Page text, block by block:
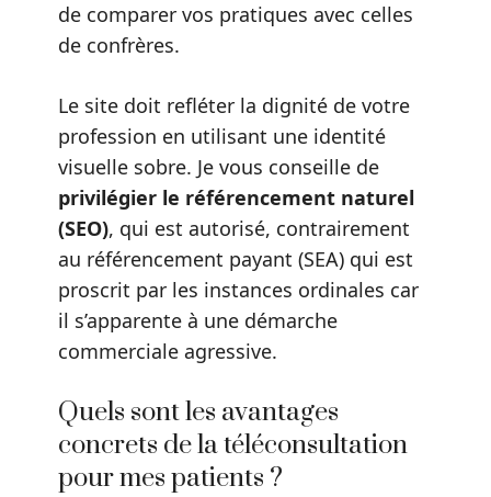
de comparer vos pratiques avec celles
de confrères.
Le site doit refléter la dignité de votre
profession en utilisant une identité
visuelle sobre. Je vous conseille de
privilégier le référencement naturel
(SEO), qui est autorisé, contrairement
au référencement payant (SEA) qui est
proscrit par les instances ordinales car
il s’apparente à une démarche
commerciale agressive.
Quels sont les avantages
concrets de la téléconsultation
pour mes patients ?